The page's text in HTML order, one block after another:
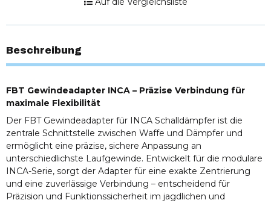
Beschreibung
FBT Gewindeadapter INCA – Präzise Verbindung für
maximale Flexibilität
Der FBT Gewindeadapter für INCA Schalldämpfer ist die
zentrale Schnittstelle zwischen Waffe und Dämpfer und
ermöglicht eine präzise, sichere Anpassung an
unterschiedlichste Laufgewinde. Entwickelt für die modulare
INCA-Serie, sorgt der Adapter für eine exakte Zentrierung
und eine zuverlässige Verbindung – entscheidend für
Präzision und Funktionssicherheit im jagdlichen und